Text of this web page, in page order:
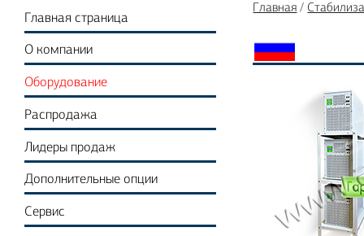
Главная страница
О компании
Оборудование
Распродажа
Лидеры продаж
Дополнительные опции
Сервис
Главная /